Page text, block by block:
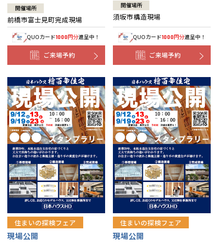
開催場所
前橋市富士見町完成現場
QUOカード1000円分進呈中！
ご来場予約
開催場所
須坂市構造現場
QUOカード1000円分進呈中！
ご来場予約
住まいの探検フェア
現場公開
住まいの探検フェア
現場公開